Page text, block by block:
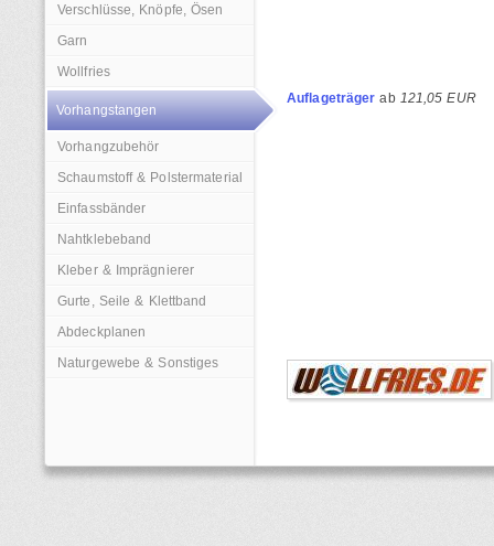
Verschlüsse, Knöpfe, Ösen
Garn
Wollfries
Vorhangstangen
Vorhangzubehör
Schaumstoff & Polstermaterial
Einfassbänder
Nahtklebeband
Kleber & Imprägnierer
Gurte, Seile & Klettband
Abdeckplanen
Naturgewebe & Sonstiges
Auflageträger ab 121,05 EUR